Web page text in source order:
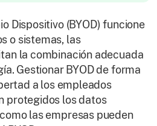
Dispositivo (BYOD) funcione
o sistemas, las
la combinación adecuada
Gestionar BYOD de forma
a los empleados
protegidos los datos
las empresas pueden